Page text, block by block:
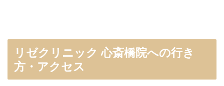
リゼクリニック 心斎橋院への行き
方・アクセス